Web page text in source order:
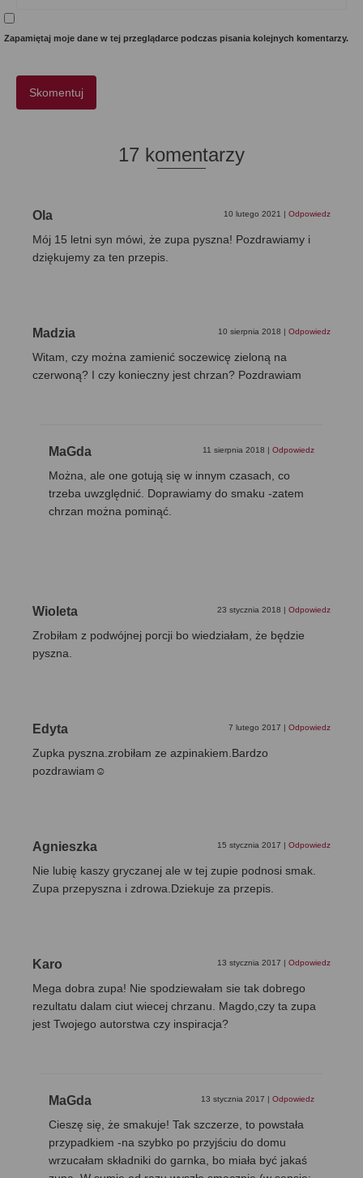
Zapamiętaj moje dane w tej przeglądarce podczas pisania kolejnych komentarzy.
17 komentarzy
Ola 10 lutego 2021 | Odpowiedz
Mój 15 letni syn mówi, że zupa pyszna! Pozdrawiamy i
dziękujemy za ten przepis.
Madzia 10 sierpnia 2018 | Odpowiedz
Witam, czy można zamienić soczewicę zieloną na
czerwoną? I czy konieczny jest chrzan? Pozdrawiam
MaGda 11 sierpnia 2018 | Odpowiedz
Można, ale one gotują się w innym czasach, co
trzeba uwzględnić. Doprawiamy do smaku -zatem
chrzan można pominąć.
Wioleta 23 stycznia 2018 | Odpowiedz
Zrobiłam z podwójnej porcji bo wiedziałam, że będzie
pyszna.
Edyta 7 lutego 2017 | Odpowiedz
Zupka pyszna.zrobiłam ze azpinakiem.Bardzo
pozdrawiam☺
Agnieszka 15 stycznia 2017 | Odpowiedz
Nie lubię kaszy gryczanej ale w tej zupie podnosi smak.
Zupa przepyszna i zdrowa.Dziekuje za przepis.
Karo 13 stycznia 2017 | Odpowiedz
Mega dobra zupa! Nie spodziewałam sie tak dobrego
rezultatu dalam ciut wiecej chrzanu. Magdo,czy ta zupa
jest Twojego autorstwa czy inspiracja?
MaGda 13 stycznia 2017 | Odpowiedz
Cieszę się, że smakuje! Tak szczerze, to powstała
przypadkiem -na szybko po przyjściu do domu
wrzucałam składniki do garnka, bo miała być jakaś